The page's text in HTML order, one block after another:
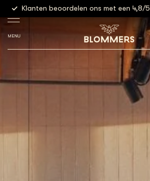
Klanten beoordelen ons met een 4,8/5
MENU